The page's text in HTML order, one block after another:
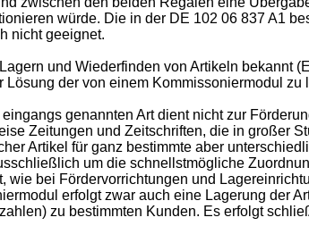
würde. Die in der DE 102 06 837 A1
nicht geeignet.
und Wiederfinden von Artikeln bekannt (
Lösung der von einem Kommissoniermodul
genannten Art dient nicht zur
Zeitungen und Zeitschriften, die in großer
Artikel für ganz bestimmte aber
um die schnellstmögliche
wie bei Fördervorrichtungen und
erfolgt zwar auch eine Lagerung der
zu bestimmten Kunden. Es erfolgt